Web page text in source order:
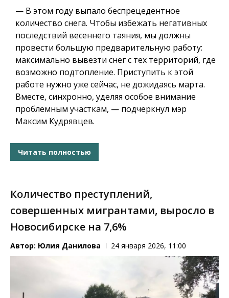
— В этом году выпало беспрецедентное
количество снега. Чтобы избежать негативных
последствий весеннего таяния, мы должны
провести большую предварительную работу:
максимально вывезти снег с тех территорий, где
возможно подтопление. Приступить к этой
работе нужно уже сейчас, не дожидаясь марта.
Вместе, синхронно, уделяя особое внимание
проблемным участкам, — подчеркнул мэр
Максим Кудрявцев.
Читать полностью
Количество преступлений,
совершенных мигрантами, выросло в
Новосибирске на 7,6%
Автор: Юлия Данилова 24 января 2026, 11:00